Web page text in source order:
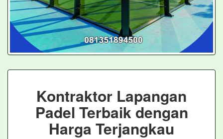
Kontraktor Lapangan
Padel Terbaik dengan
Harga Terjangkau